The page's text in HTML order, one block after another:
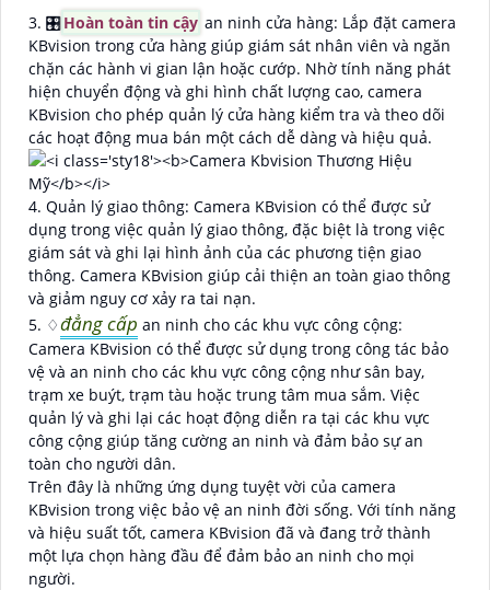
3. 🎛Hoàn toàn tin cậy an ninh cửa hàng: Lắp đặt camera
KBvision trong cửa hàng giúp giám sát nhân viên và ngăn
chặn các hành vi gian lận hoặc cướp. Nhờ tính năng phát
hiện chuyển động và ghi hình chất lượng cao, camera
KBvision cho phép quản lý cửa hàng kiểm tra và theo dõi
các hoạt động mua bán một cách dễ dàng và hiệu quả.
4. Quản lý giao thông: Camera KBvision có thể được sử
dụng trong việc quản lý giao thông, đặc biệt là trong việc
giám sát và ghi lại hình ảnh của các phương tiện giao
thông. Camera KBvision giúp cải thiện an toàn giao thông
và giảm nguy cơ xảy ra tai nạn.
5. ♢đẳng cấp an ninh cho các khu vực công cộng:
Camera KBvision có thể được sử dụng trong công tác bảo
vệ và an ninh cho các khu vực công cộng như sân bay,
trạm xe buýt, trạm tàu hoặc trung tâm mua sắm. Việc
quản lý và ghi lại các hoạt động diễn ra tại các khu vực
công cộng giúp tăng cường an ninh và đảm bảo sự an
toàn cho người dân.
Trên đây là những ứng dụng tuyệt vời của camera
KBvision trong việc bảo vệ an ninh đời sống. Với tính năng
và hiệu suất tốt, camera KBvision đã và đang trở thành
một lựa chọn hàng đầu để đảm bảo an ninh cho mọi
người.